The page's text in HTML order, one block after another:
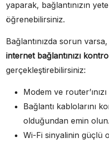
yaparak, bağlantınızın
öğrenebilirsiniz.
Bağlantınızda sorun
internet bağlantınızı
gerçekleştirebilirsiniz:
Modem ve
Bağlantı kablolarını
olduğundan emin olun.
Wi-Fi sinyalinin güçlü